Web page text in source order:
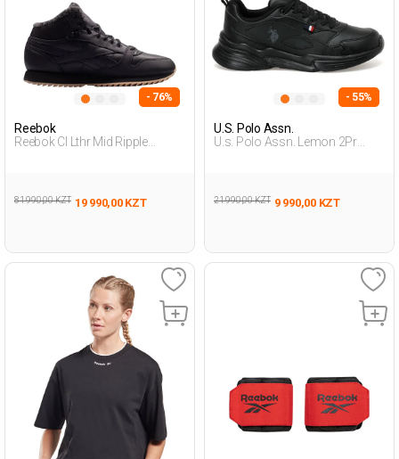
- 76%
Reebok
Reebok Cl Lthr Mid Ripple
81 990,00 KZT 19 990,00 KZT
- 55%
U.S. Polo Assn.
U.s. Polo Assn. Lemon 2Pr
21 990,00 KZT 9 990,00 KZT